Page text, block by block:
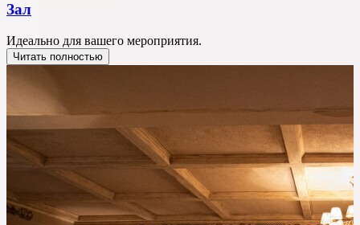
Зал
Идеально для вашего мероприятия.
Читать полностью